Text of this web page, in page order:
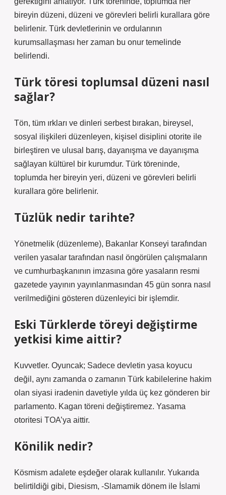
bireyin düzeni, düzeni ve görevleri belirli kurallara göre
belirlenir. Türk devletlerinin ve ordularının
kurumsallaşması her zaman bu onur temelinde
belirlendi.
Türk töresi toplumsal düzeni nasıl
sağlar?
Tön, tüm ırkları ve dinleri serbest bırakan, bireysel,
sosyal ilişkileri düzenleyen, kişisel disiplini otorite ile
birleştiren ve ulusal barış, dayanışma ve dayanışma
sağlayan kültürel bir kurumdur. Türk töreninde,
toplumda her bireyin yeri, düzeni ve görevleri belirli
kurallara göre belirlenir.
Tüzlük nedir tarihte?
Yönetmelik (düzenleme), Bakanlar Konseyi tarafından
verilen yasalar tarafından nasıl öngörülen çalışmaların
ve cumhurbaşkanının imzasına göre yasaların resmi
gazetede yayının yayınlanmasından 45 gün sonra nasıl
verilmediğini gösteren düzenleyici bir işlemdir.
Eski Türklerde töreyi değiştirme
yetkisi kime aittir?
Kuvvetler. Oyuncak; Sadece devletin yasa koyucu
değil, aynı zamanda o zamanın Türk kabilelerine hakim
olan siyasi iradenin davetiyle yılda üç kez gönderen bir
parlamento. Kagan töreni değiştiremez. Yasama
otoritesi TOA’ya aittir.
Könilik nedir?
Kösmism adalete eşdeğer olarak kullanılır. Yukarıda
belirtildiği gibi, Diesism, -Slamamik dönem ile İslami